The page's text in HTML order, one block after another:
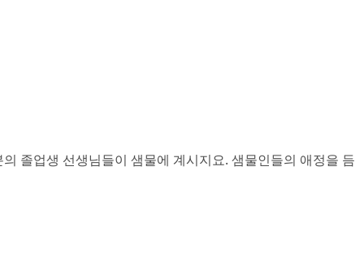
졸업생 선생님들이 샘물에 계시지요. 샘물인들의 애정을 듬